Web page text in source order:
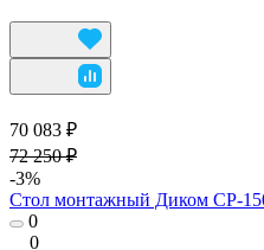
70 083 ₽
72 250 ₽
-3%
Стол монтажный Диком СР-
0
0